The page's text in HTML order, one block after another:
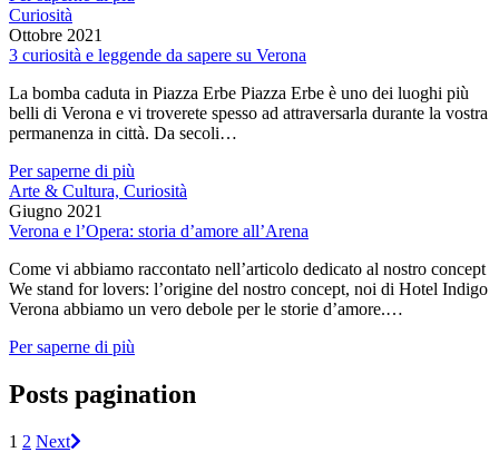
Curiosità
Ottobre 2021
3 curiosità e leggende da sapere su Verona
La bomba caduta in Piazza Erbe Piazza Erbe è uno dei luoghi più
belli di Verona e vi troverete spesso ad attraversarla durante la vostra
permanenza in città. Da secoli…
Per saperne di più
Arte & Cultura, Curiosità
Giugno 2021
Verona e l’Opera: storia d’amore all’Arena
Come vi abbiamo raccontato nell’articolo dedicato al nostro concept
We stand for lovers: l’origine del nostro concept, noi di Hotel Indigo
Verona abbiamo un vero debole per le storie d’amore.…
Per saperne di più
Posts pagination
1 2 Next